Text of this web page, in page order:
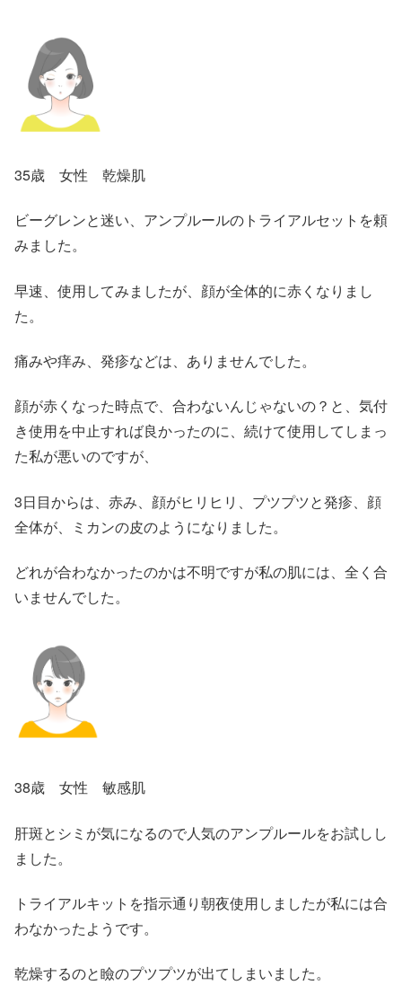
35歳 女性 乾燥肌
ビーグレンと迷い、アンプルールのトライアルセットを頼
みました。
早速、使用してみましたが、顔が全体的に赤くなりまし
た。
痛みや痒み、発疹などは、ありませんでした。
顔が赤くなった時点で、合わないんじゃないの？と、気付
き使用を中止すれば良かったのに、続けて使用してしまっ
た私が悪いのですが、
3日目からは、赤み、顔がヒリヒリ、プツプツと発疹、顔
全体が、ミカンの皮のようになりました。
どれが合わなかったのかは不明ですが私の肌には、全く合
いませんでした。
38歳 女性 敏感肌
肝斑とシミが気になるので人気のアンプルールをお試しし
ました。
トライアルキットを指示通り朝夜使用しましたが私には合
わなかったようです。
乾燥するのと瞼のプツプツが出てしまいました。